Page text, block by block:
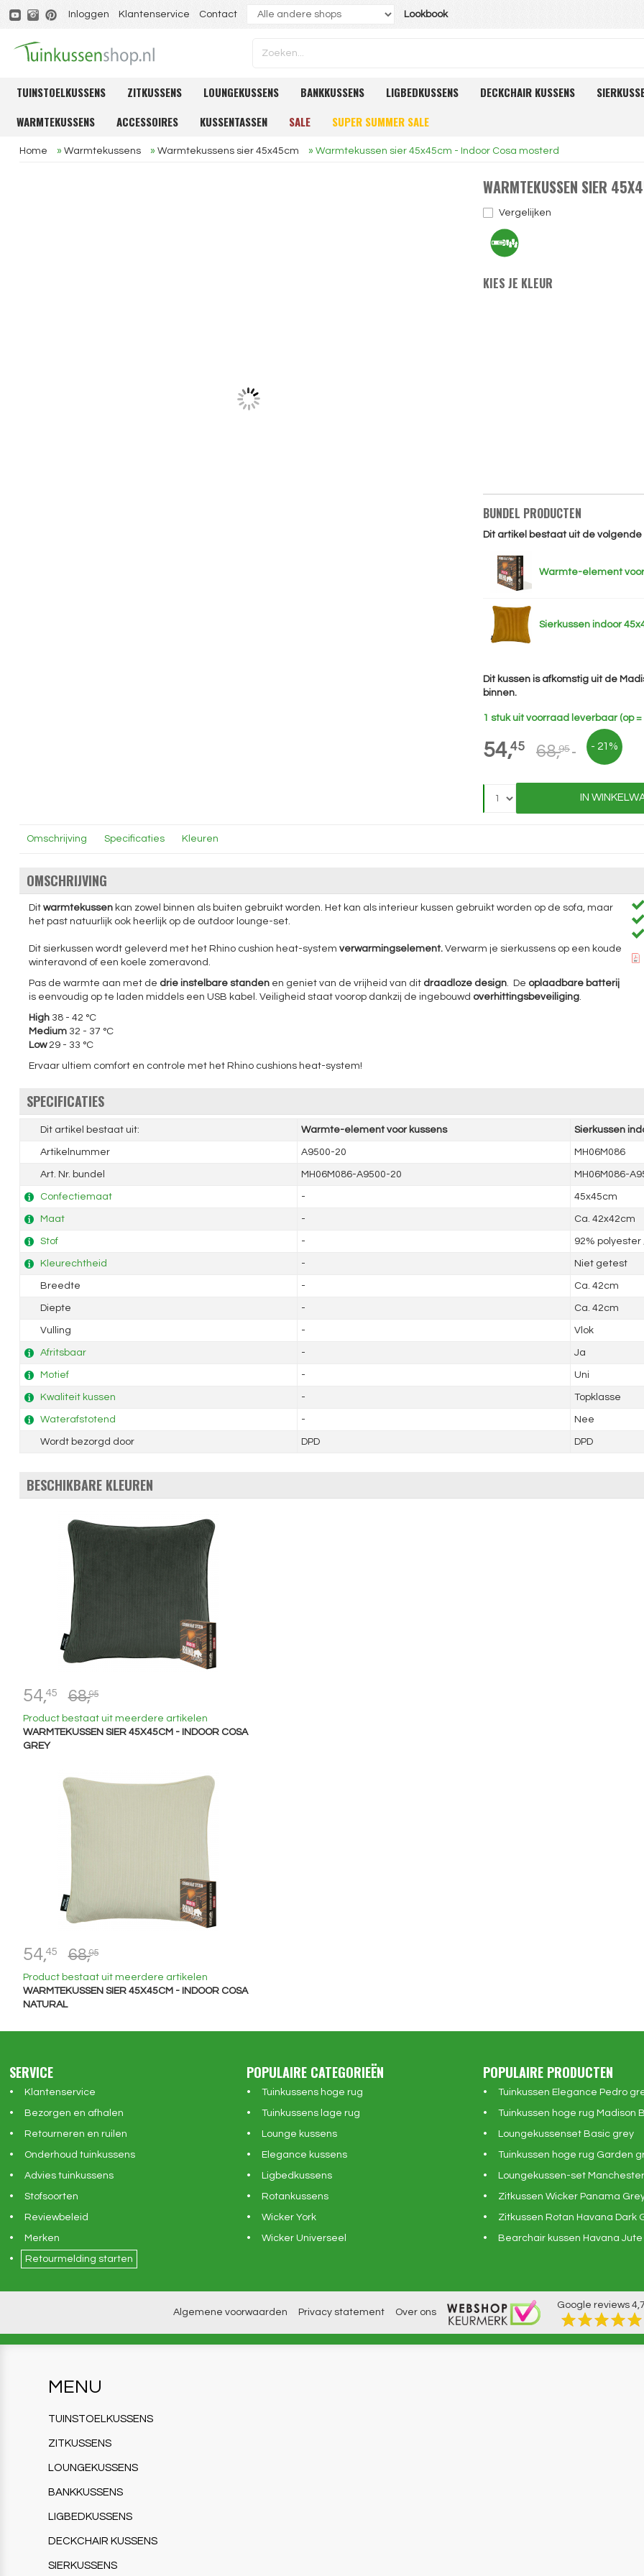
Inloggen Klantenservice Contact Lookbook
TUINSTOELKUSSENS ZITKUSSENS LOUNGEKUSSENS BANKKUSSENS LIGBEDKUSSENS DECKCHAIR KUSSENS
WARMTEKUSSENS
ACCESSOIRES KUSSENTASSEN SALE SUPER SUMMER SALE
Home » Warmtekussens » Warmtekussens sier 45x45cm » Warmtekussen sier 45x45cm - Indoor Cosa mosterd
WARMTEKUSSEN SIER
Vergelijken
KIES JE KLEUR
BUNDEL PRODUCTEN
Dit artikel bestaat uit de
Warmte-element
Sierkussen indoor
Dit kussen is afkomstig uit de
binnen.
1 stuk uit voorraad leverbaar (op =
54,45 68,95 - 21%
IN
Omschrijving Specificaties Kleuren
OMSCHRIJVING
Dit warmtekussen kan zowel binnen als buiten gebruikt worden. Het kan als interieur kussen gebruikt worden op de sofa, maar
het past natuurlijk ook heerlijk op de outdoor lounge-set.
Dit sierkussen wordt geleverd met het Rhino cushion heat-system verwarmingselement.Verwarm je sierkussens op een koude
winteravond of een koele zomeravond.
Pas de warmte aan met de drie instelbare standenen geniet van de vrijheid van dit draadloze design. De oplaadbare batterij
is eenvoudig op te laden middels een USB kabel. Veiligheid staat voorop dankzij de ingebouwd overhittingsbeveiliging.
High38 - 42 °C
Medium32 - 37 °C
Low 29 - 33 °C
Ervaar ultiem comfort en controle met het Rhino cushions heat-system!
SPECIFICATIES
Dit artikel bestaat uit: Warmte-element voor kussens Sierkussen
Artikelnummer A9500-20 MH06M086
Art. Nr. bundel MH06M086-A9500-20 MH06M086-
Confectiemaat - 45x45cm
Maat - Ca. 42x42cm
Stof - 92% polyester
Kleurechtheid - Niet getest
Breedte - Ca. 42cm
Diepte - Ca. 42cm
Vulling - Vlok
Afritsbaar - Ja
Motief - Uni
Kwaliteit kussen - Topklasse
Waterafstotend - Nee
Wordt bezorgd door DPD DPD
BESCHIKBARE KLEUREN
54,45 68,95
Product bestaat uit meerdere artikelen
WARMTEKUSSEN SIER 45X45CM - INDOOR COSA
GREY
54,45 68,95
Product bestaat uit meerdere artikelen
WARMTEKUSSEN SIER 45X45CM - INDOOR COSA
NATURAL
SERVICE
Klantenservice
Bezorgen en afhalen
Retourneren en ruilen
Onderhoud tuinkussens
Advies tuinkussens
Stofsoorten
Reviewbeleid
Merken
Retourmelding starten
POPULAIRE CATEGORIEËN
Tuinkussens hoge rug
Tuinkussens lage rug
Lounge kussens
Elegance kussens
Ligbedkussens
Rotankussens
Wicker York
Wicker Universeel
POPULAIRE PRODUCTEN
Tuinkussen Elegance Pedro
Tuinkussen hoge rug Madison
Loungekussenset Basic grey
Tuinkussen hoge rug Garden
Loungekussen-set
Zitkussen Wicker Panama
Zitkussen Rotan Havana Dark
Bearchair kussen Havana Jute
Algemene voorwaarden Privacy statement Over ons
Google reviews 4,7
MENU
TUINSTOELKUSSENS
ZITKUSSENS
LOUNGEKUSSENS
BANKKUSSENS
LIGBEDKUSSENS
DECKCHAIR KUSSENS
SIERKUSSENS